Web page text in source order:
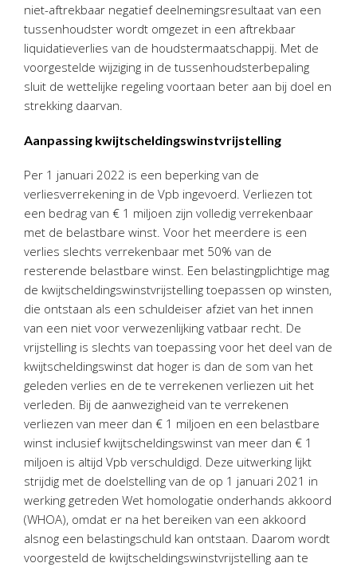
niet-aftrekbaar negatief deelnemingsresultaat van een
tussenhoudster wordt omgezet in een aftrekbaar
liquidatieverlies van de houdstermaatschappij. Met de
voorgestelde wijziging in de tussenhoudsterbepaling
sluit de wettelijke regeling voortaan beter aan bij doel en
strekking daarvan.
Aanpassing kwijtscheldingswinstvrijstelling
Per 1 januari 2022 is een beperking van de
verliesverrekening in de Vpb ingevoerd. Verliezen tot
een bedrag van € 1 miljoen zijn volledig verrekenbaar
met de belastbare winst. Voor het meerdere is een
verlies slechts verrekenbaar met 50% van de
resterende belastbare winst. Een belastingplichtige mag
de kwijtscheldingswinstvrijstelling toepassen op winsten,
die ontstaan als een schuldeiser afziet van het innen
van een niet voor verwezenlijking vatbaar recht. De
vrijstelling is slechts van toepassing voor het deel van de
kwijtscheldingswinst dat hoger is dan de som van het
geleden verlies en de te verrekenen verliezen uit het
verleden. Bij de aanwezigheid van te verrekenen
verliezen van meer dan € 1 miljoen en een belastbare
winst inclusief kwijtscheldingswinst van meer dan € 1
miljoen is altijd Vpb verschuldigd. Deze uitwerking lijkt
strijdig met de doelstelling van de op 1 januari 2021 in
werking getreden Wet homologatie onderhands akkoord
(WHOA), omdat er na het bereiken van een akkoord
alsnog een belastingschuld kan ontstaan. Daarom wordt
voorgesteld de kwijtscheldingswinstvrijstelling aan te